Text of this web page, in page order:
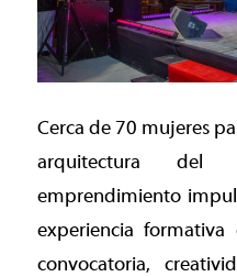
Cerca de 70 mujeres
arquitectura del
emprendimiento
experiencia
convocatoria,